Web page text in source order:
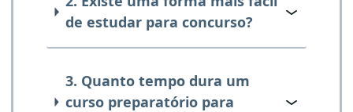
de estudar para concurso?
3. Quanto tempo dura um
curso preparatório para